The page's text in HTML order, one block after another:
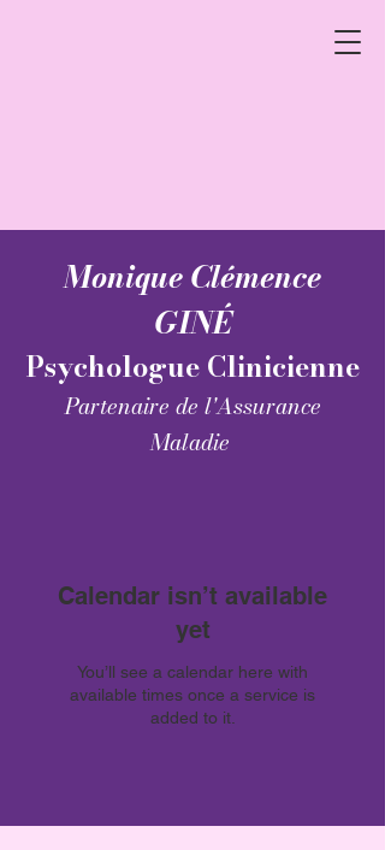
Monique Clémence
GINÉ
Psychologue Clinicienne
Partenaire de l'Assurance
Maladie
Calendar isn’t available
yet
You’ll see a calendar here with
available times once a service is
added to it.